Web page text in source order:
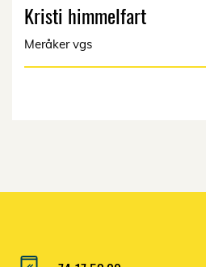
Kristi himmelfart
Meråker vgs